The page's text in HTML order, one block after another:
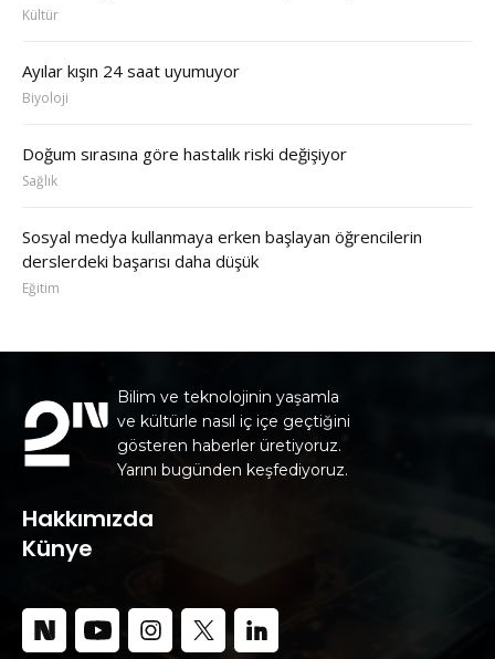
Kültür
Ayılar kışın 24 saat uyumuyor
Biyoloji
Doğum sırasına göre hastalık riski değişiyor
Sağlık
Sosyal medya kullanmaya erken başlayan öğrencilerin
derslerdeki başarısı daha düşük
Eğitim
Bilim ve teknolojinin yaşamla
ve kültürle nasıl iç içe geçtiğini
gösteren haberler üretiyoruz.
Yarını bugünden keşfediyoruz.
Hakkımızda
Künye